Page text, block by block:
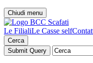
Chiudi menu
Le FilialiLe Casse self
Cerca